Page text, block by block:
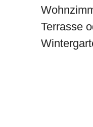
Terrasse